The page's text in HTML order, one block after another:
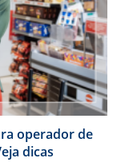
operador de
dicas